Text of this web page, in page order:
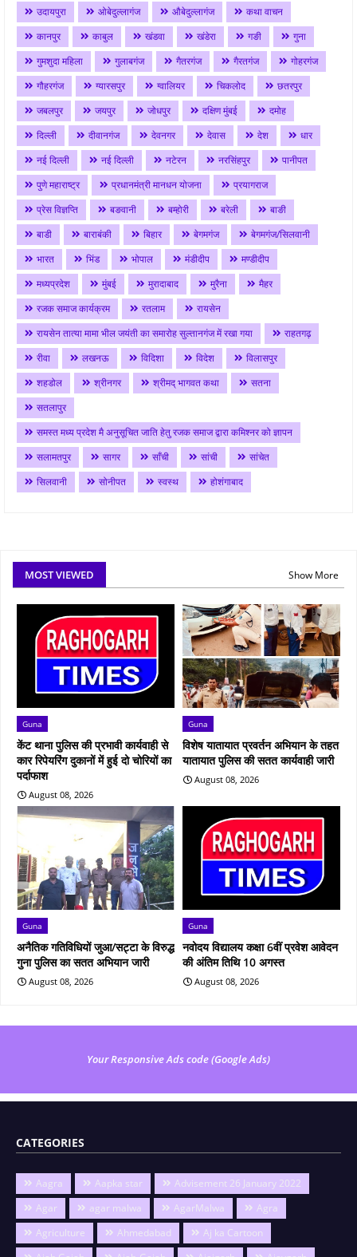
उदायपुरा
ओबेदुल्लागंज औबेदुल्लागंज
कथा वाचन
कानपुर
काबुल खंडवा खंडेरा गङी
गुना
गुमशुदा महिला
गुलाबगंज गैतरगंज गैरतगंज
गोहरगंज
गौहरगंज
ग्यारसपुर ग्वालियर चिकलोद
छतरपुर
जबलपुर
जयपुर जोधपुर दक्षिण मुंबई
दमोह
दिल्ली
दीवानगंज देवनगर देवास देश
धार
नई दिल्ली
नई दिल्ली नटेरन नरसिंहपुर
पानीपत
पुणे महाराष्ट्र
प्रधानमंत्री मानधन योजना
प्रयागराज
प्रेस विज्ञप्ति
बङवानी बम्होरी बरेली
बाङी
बाडी
बाराबंकी बिहार बेगमगंज
बेगमगंज/सिलवानी
भारत
भिंड भोपाल मंडीदीप
मण्डीदीप
मध्यप्रदेश
मुंबई मुरादाबाद मुरैना
मैहर
रजक समाज कार्यक्रम
रतलाम
रायसेन
रायसेन तात्या मामा भील जयंती का समारोह सुल्तानगंज में रखा गया
राहतगढ़
रीवा
लखनऊ विदिशा विदेश
विलासपुर
शहडोल
श्रीनगर श्रीमद् भागवत कथा
सतना
सतलापुर
समस्त मध्य प्रदेश मै अनुसूचित जाति हेतु रजक समाज द्वारा कमिश्नर को ज्ञापन
सलामतपुर
सागर साँची सांची
सांचेत
सिलवानी
सोनीपत स्वस्थ होशंगाबाद
MOST VIEWED Show More
Guna
केंट थाना पुलिस की प्रभावी कार्यवाही से
कार रिपेयरिंग दुकानों में हुई दो चोरियों का
पर्दाफाश
August 08, 2026
Guna
विशेष यातायात प्रवर्तन अभियान के तहत
यातायात पुलिस की सतत कार्यवाही जारी
August 08, 2026
Guna
अनैतिक गतिविधियों जुआ/सट्टा के विरुद्ध
गुना पुलिस का सतत अभियान जारी
August 08, 2026
Guna
नवोदय विद्यालय कक्षा 6वीं प्रवेश आवेदन
की अंतिम तिथि 10 अगस्त
August 08, 2026
Your Responsive Ads code (Google Ads)
CATEGORIES
Aagra Aapka star
Advisement 26 January 2022
Agar
agar malwa AgarMalwa
Agra
Agriculture
Ahmedabad
Aj ka Cartoon